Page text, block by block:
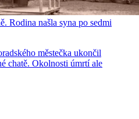
Rodina našla syna po sedmi
městečka ukončil
chatě. Okolnosti úmrtí ale